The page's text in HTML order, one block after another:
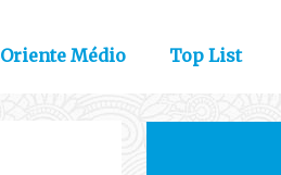
Oriente Médio Top List